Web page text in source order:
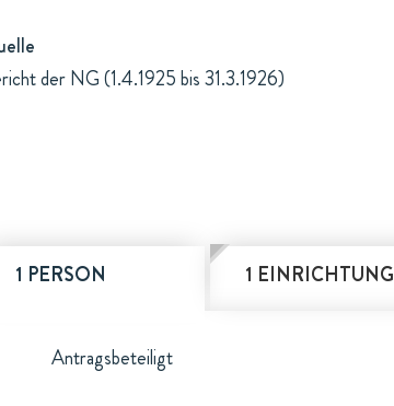
der NG (1.4.1925 bis 31.3.1926)
1 PERSON 1 EINRICHTUNG
Antragsbeteiligt